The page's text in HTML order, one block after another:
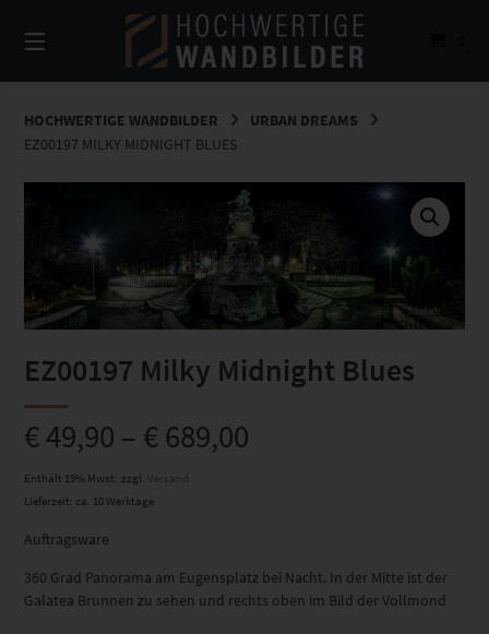
zum
Inhalt
HOCHWERTIGE WANDBILDER
URBAN DREAMS
EZ00197 MILKY MIDNIGHT BLUES
EZ00197 Milky Midnight Blues
€49,90 – € 689,00
Enthält 19% Mwst. zzgl.
Versand
Lieferzeit: ca. 10 Werktage
Auftragsware
360 Grad Panorama am Eugensplatz bei Nacht. In der Mitte ist der
Galatea Brunnen zu sehen und rechts oben im Bild der Vollmond